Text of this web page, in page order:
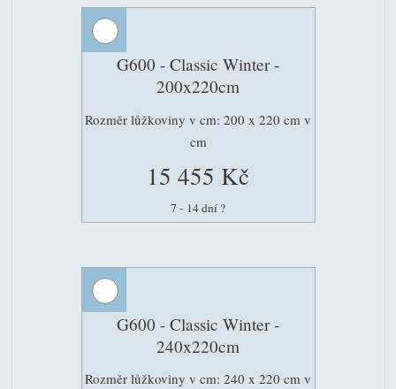
G600 - Classic Winter -
200x220cm
Rozměr lůžkoviny v cm: 200 x 220 cm v
cm
15 455 Kč
7 - 14 dní ?
G600 - Classic Winter -
240x220cm
Rozměr lůžkoviny v cm: 240 x 220 cm v